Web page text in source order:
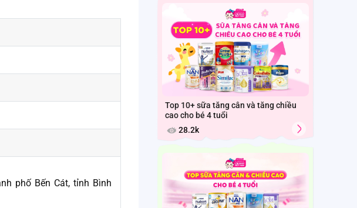
phố Bến Cát, tỉnh Bình
Top 10+ sữa tăng cân và tăng chiều
cao cho bé 4 tuổi
28.2k